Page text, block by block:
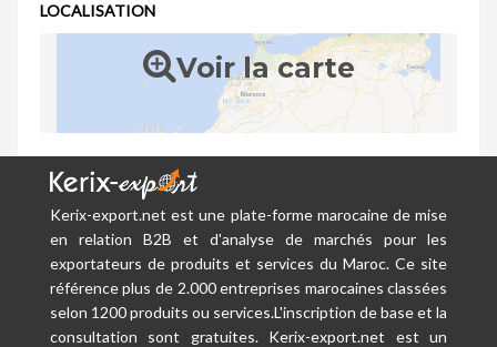
LOCALISATION
Voir la carte
Kerix-export.net est une plate-forme marocaine de mise
en relation B2B et d'analyse de marchés pour les
exportateurs de produits et services du Maroc. Ce site
référence plus de 2.000 entreprises marocaines classées
selon 1200 produits ou services.L'inscription de base et la
consultation sont gratuites. Kerix-export.net est un